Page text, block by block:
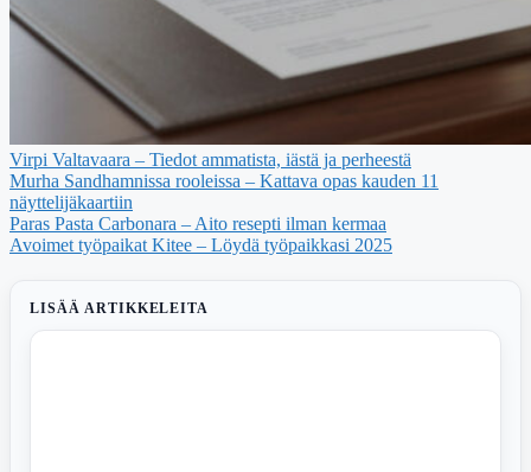
Virpi Valtavaara – Tiedot ammatista, iästä ja perheestä
Murha Sandhamnissa rooleissa – Kattava opas kauden 11
näyttelijäkaartiin
Paras Pasta Carbonara – Aito resepti ilman kermaa
Avoimet työpaikat Kitee – Löydä työpaikkasi 2025
LISÄÄ ARTIKKELEITA